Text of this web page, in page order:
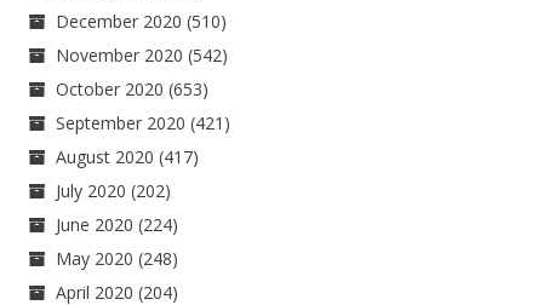
December 2020 (510)
November 2020 (542)
October 2020 (653)
September 2020 (421)
August 2020 (417)
July 2020 (202)
June 2020 (224)
May 2020 (248)
April 2020 (204)